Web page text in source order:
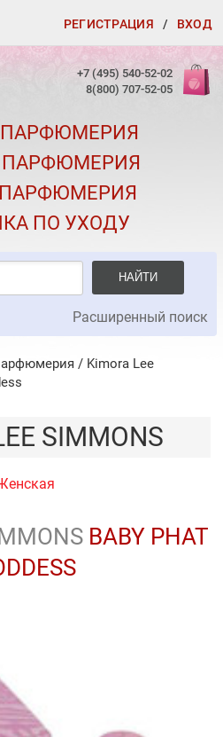
РЕГИСТРАЦИЯ / ВХОД
ЗАКАЗАТЬ
СКИДКИ
К ЗАКАЗАМ
+7 (495) 540-52-02
8(800) 707-52-05
ПО УХОДУ
НАЙТИ
Расширенный поиск
/ Kimora Lee
SIMMONS
BABY PHAT